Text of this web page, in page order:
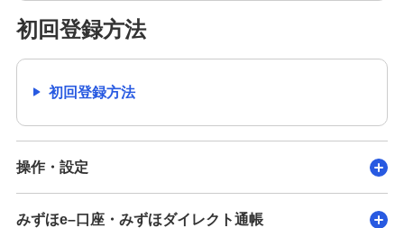
初回登録方法
初回登録方法
操作・設定
みずほe–口座・みずほダイレクト通帳